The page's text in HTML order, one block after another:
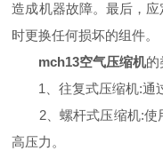
造成机器故障。最后，
时更换任何损坏的组件。
mch13空气压缩机的
1、往复式压缩机:通过
2、螺杆式压缩机:使
高压力。